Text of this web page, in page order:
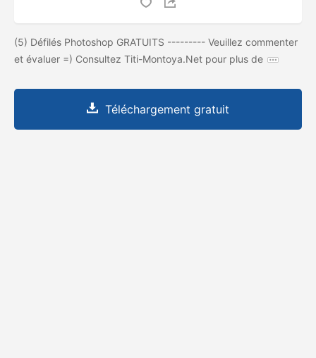
(5) Défilés Photoshop GRATUITS --------- Veuillez commenter
et évaluer =) Consultez Titi-Montoya.Net pour plus de
Téléchargement gratuit